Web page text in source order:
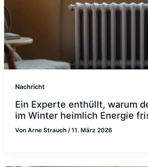
Nachricht
Ein Experte enthüllt, warum
im Winter heimlich Energie
Von Arne Strauch /11. März 2026